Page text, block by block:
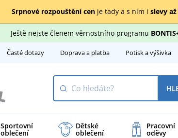
Srpnové rozpouštění cenje tady a s ním i slevy až
Ještě nejste členem věrnostního programu
Časté dotazy Doprava a platba Potisk a výšivka
Sportovní
oblečení
Dětské
oblečení
Pracovní
oděvy